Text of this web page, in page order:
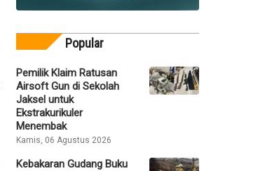
Popular
Pemilik Klaim Ratusan
Airsoft Gun di Sekolah
Jaksel untuk
Ekstrakurikuler
Menembak
Kamis, 06 Agustus 2026
Kebakaran Gudang Buku